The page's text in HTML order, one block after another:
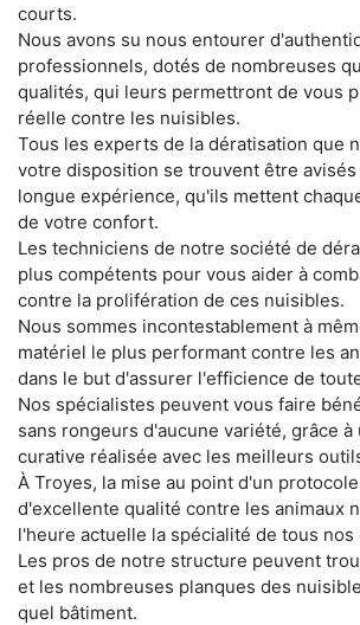
courts.
Nous avons su nous entourer
professionnels, dotés de nombreuses
qualités, qui leurs permettront de vous
réelle contre les nuisibles.
Tous les experts de la dératisation que
votre disposition se trouvent être
longue expérience, qu'ils mettent
de votre confort.
Les techniciens de notre société de
plus compétents pour vous aider à
contre la prolifération de ces nuisibles.
Nous sommes incontestablement à
matériel le plus performant contre les
dans le but d'assurer l'efficience de
Nos spécialistes peuvent vous faire
sans rongeurs d'aucune variété, grâce à
curative réalisée avec les meilleurs
À Troyes, la mise au point d'un
d'excellente qualité contre les animaux
l'heure actuelle la spécialité de tous nos
Les pros de notre structure peuvent
et les nombreuses planques des
quel bâtiment.